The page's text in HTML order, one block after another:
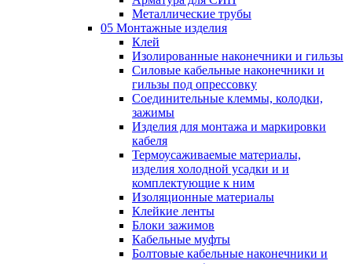
Металлические трубы
05 Монтажные изделия
Клей
Изолированные наконечники и гильзы
Силовые кабельные наконечники и
гильзы под опрессовку
Соединительные клеммы, колодки,
зажимы
Изделия для монтажа и маркировки
кабеля
Термоусаживаемые материалы,
изделия холодной усадки и и
комплектующие к ним
Изоляционные материалы
Клейкие ленты
Блоки зажимов
Кабельные муфты
Болтовые кабельные наконечники и